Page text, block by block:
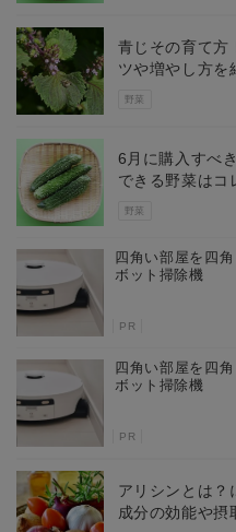
野菜
青じその育て方
ツや増やし方を
野菜
6月に購入すべ
できる野菜はコ
四角い部屋を四
ボット掃除機
PR
四角い部屋を四
ボット掃除機
PR
アリシンとは？
成分の効能や摂